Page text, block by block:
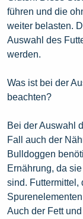
führen und die
weiter belasten.
Auswahl des
werden.
Was ist bei der
beachten?
Bei der Auswahl
Fall auch der
Bulldoggen
Ernährung, da
sind. Futtermittel,
Auch der Fett